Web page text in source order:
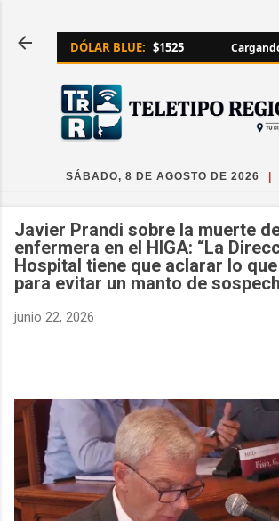
DÓLAR BLUE: $1525
SÁBADO, 8 DE AGOSTO DE 2026
Javier Prandi sobre la muerte
enfermera en el HIGA: “La
Hospital tiene que aclarar lo
para evitar un manto de
junio 22, 2026